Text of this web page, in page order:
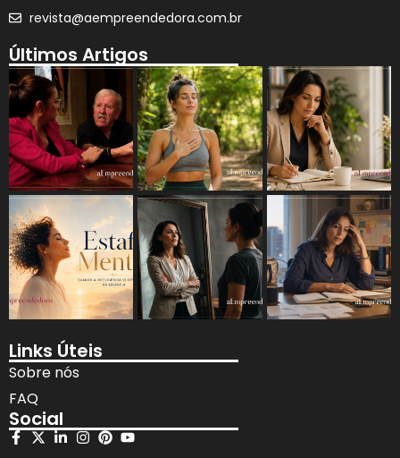
revista@aempreendedora.com.br
Últimos Artigos
Links Úteis
Sobre nós
FAQ
Social